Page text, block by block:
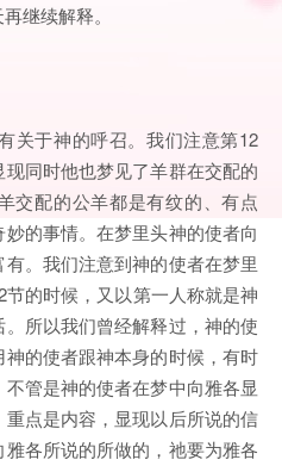
继续解释。
关于神的呼召。我们注意第12
同时他也梦见了羊群在交配的
交配的公羊都是有纹的、有点
的事情。在梦里头神的使者向
。我们注意到神的使者在梦里
的时候，又以第一人称就是神
所以我们曾经解释过，神的使
的使者跟神本身的时候，有时
管是神的使者在梦中向雅各显
点是内容，显现以后所说的信
各所说的所做的，祂要为雅各